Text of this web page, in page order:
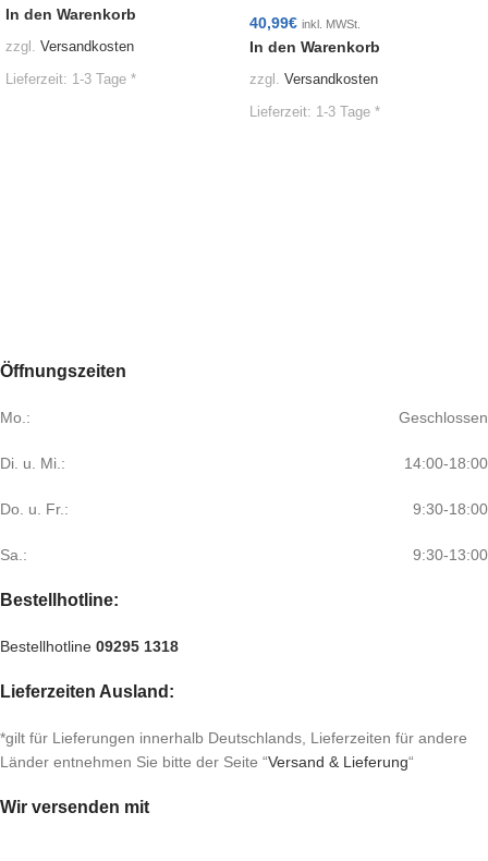
In den Warenkorb
zzgl. Versandkosten
Lieferzeit: 1-3 Tage *
40,99€ inkl. MWSt.
In den Warenkorb
zzgl. Versandkosten
Lieferzeit: 1-3 Tage *
Öffnungszeiten
Mo.: Geschlossen
Di. u. Mi.: 14:00-18:00
Do. u. Fr.: 9:30-18:00
Sa.: 9:30-13:00
Bestellhotline:
Bestellhotline 09295 1318
Lieferzeiten Ausland:
*gilt für Lieferungen innerhalb Deutschlands, Lieferzeiten für andere
Länder entnehmen Sie bitte der Seite “Versand & Lieferung“
Wir versenden mit